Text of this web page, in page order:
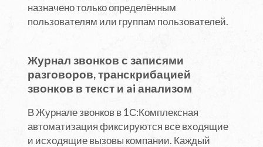
назначено только определённым
пользователям или группам пользователей.
Журнал звонков с записями
разговоров, транскрибацией
звонков в текст и ai анализом
В Журнале звонков в 1С:Комплексная
автоматизация фиксируются все входящие
и исходящие вызовы компании. Каждый